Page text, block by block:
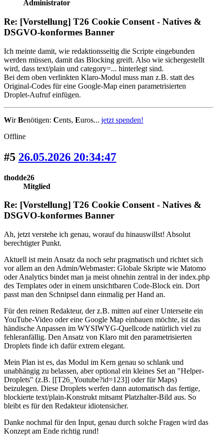
Administrator
Re: [Vorstellung] T26 Cookie Consent - Natives &
DSGVO-konformes Banner
Ich meinte damit, wie redaktionsseitig die Scripte eingebunden
werden müssen, damit das Blocking greift. Also wie sichergestellt
wird, dass text/plain und category=... hinterlegt sind.
Bei dem oben verlinkten Klaro-Modul muss man z.B. statt des
Original-Codes für eine Google-Map einen parametrisierten
Droplet-Aufruf einfügen.
WirBenötigen: Cents, Euros... jetzt spenden!
Offline
#5 26.05.2026 20:34:47
thodde26
Mitglied
Re: [Vorstellung] T26 Cookie Consent - Natives &
DSGVO-konformes Banner
Ah, jetzt verstehe ich genau, worauf du hinauswillst! Absolut
berechtigter Punkt.
Aktuell ist mein Ansatz da noch sehr pragmatisch und richtet sich
vor allem an den Admin/Webmaster: Globale Skripte wie Matomo
oder Analytics bindet man ja meist ohnehin zentral in der index.php
des Templates oder in einem unsichtbaren Code-Block ein. Dort
passt man den Schnipsel dann einmalig per Hand an.
Für den reinen Redakteur, der z.B. mitten auf einer Unterseite ein
YouTube-Video oder eine Google Map einbauen möchte, ist das
händische Anpassen im WYSIWYG-Quellcode natürlich viel zu
fehleranfällig. Den Ansatz von Klaro mit den parametrisierten
Droplets finde ich dafür extrem elegant.
Mein Plan ist es, das Modul im Kern genau so schlank und
unabhängig zu belassen, aber optional ein kleines Set an "Helper-
Droplets" (z.B. [[T26_Youtube?id=123]] oder für Maps)
beizulegen. Diese Droplets werfen dann automatisch das fertige,
blockierte text/plain-Konstrukt mitsamt Platzhalter-Bild aus. So
bleibt es für den Redakteur idiotensicher.
Danke nochmal für den Input, genau durch solche Fragen wird das
Konzept am Ende richtig rund!